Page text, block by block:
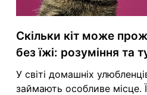
Скільки кіт може
без їжі: розуміння та
У світі домашніх
займають особливе місце.